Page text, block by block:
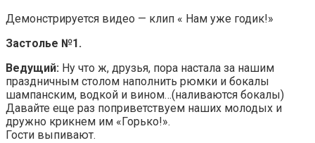
Демонстрируется видео — клип « Нам уже годик!»
Застолье №1.
Ведущий: Ну что ж, друзья, пора настала за нашим
праздничным столом наполнить рюмки и бокалы
шампанским, водкой и вином…(наливаются бокалы)
Давайте еще раз поприветствуем наших молодых и
дружно крикнем им «Горько!».
Гости выпивают.